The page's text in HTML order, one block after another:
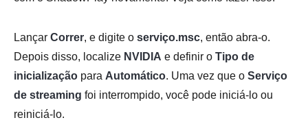
Lançar Correr, e digite o serviço.msc, então abra-o.
Depois disso, localize NVIDIA e definir o Tipo de
inicialização para Automático. Uma vez que o Serviço
de streaming foi interrompido, você pode iniciá-lo ou
reiniciá-lo.